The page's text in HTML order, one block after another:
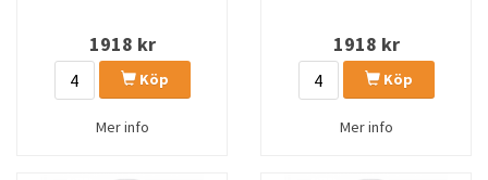
1918 kr
Köp
Mer info
1918 kr
Köp
Mer info